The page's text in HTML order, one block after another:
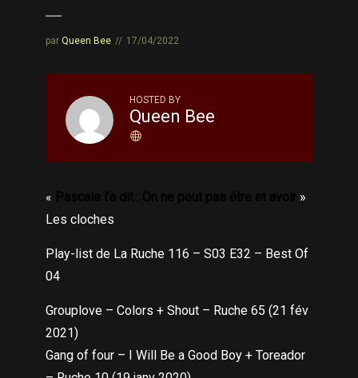
par Queen Bee 17/04/2022
HOSTED BY
Queen Bee
«
»
Les cloches
Play-list de La Ruche 116 – S03 E32 – Best Of
04
Grouplove – Colors + Shout – Ruche 65 (21 fév
2021)
Gang of four – I Will Be a Good Boy + Toreador